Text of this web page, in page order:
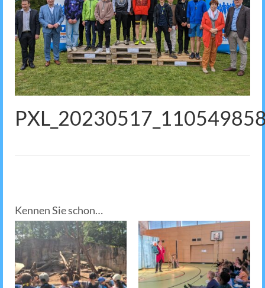
Kennen Sie schon…